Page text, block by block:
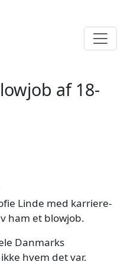
af 18-
Linde med karriere-
ham et blowjob.
Danmarks
hvem det var.